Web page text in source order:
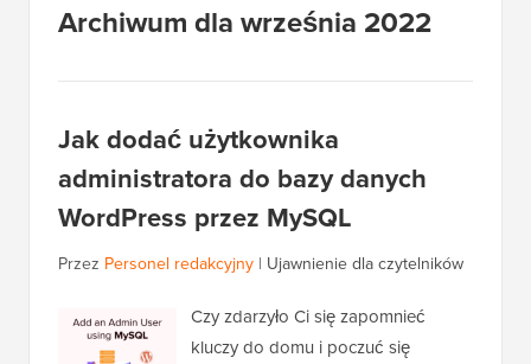
Archiwum dla września 2022
Jak dodać użytkownika
administratora do bazy danych
WordPress przez MySQL
Przez Personel redakcyjny | Ujawnienie dla czytelników
Czy zdarzyło Ci się zapomnieć
kluczy do domu i poczuć się